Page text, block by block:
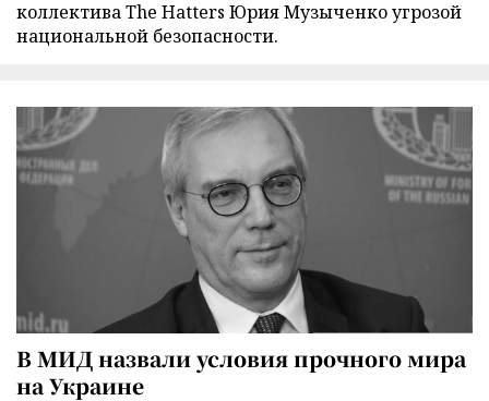
коллектива The Hatters Юрия Музыченко угрозой
национальной безопасности.
В МИД назвали условия прочного мира
на Украине